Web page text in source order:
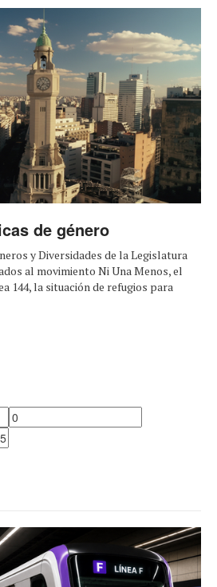
de género
y Diversidades de la Legislatura
al movimiento Ni Una Menos, el
144, la situación de refugios para